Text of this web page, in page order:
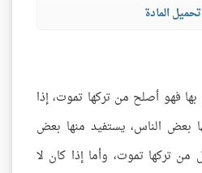
تحميل المادة
فهو أصلح من تركها تموت، إذا
بعض الناس، يستفيد منها بعض
تركها تموت، وأما إذا كان لا